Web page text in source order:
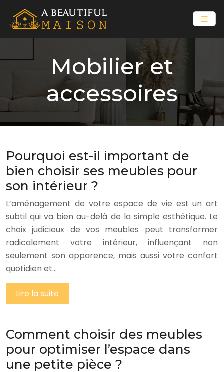
Mobilier et
accessoires
Pourquoi est-il important de
bien choisir ses meubles pour
son intérieur ?
L’aménagement de votre espace de vie est un art
subtil qui va bien au-delà de la simple esthétique. Le
choix judicieux de vos meubles peut transformer
radicalement votre intérieur, influençant non
seulement son apparence, mais aussi votre confort
quotidien et…
Lire la suite
Comment choisir des meubles
pour optimiser l’espace dans
une petite pièce ?